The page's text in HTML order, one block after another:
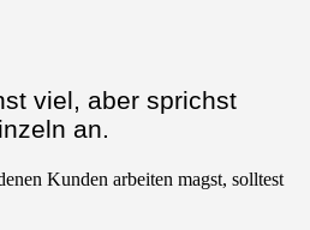
viel, aber sprichst
an.
Kunden arbeiten magst, solltest